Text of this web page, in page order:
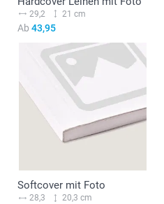
29,2 21 cm
Ab 43,95
Softcover mit Foto
28,3 20,3 cm